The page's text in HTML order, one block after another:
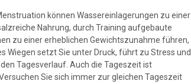
können Wassereinlagerungen zu einer
Nahrung, durch Training aufgebaute
zu einer erheblichen Gewichtszunahme führen,
Wiegen setzt Sie unter Druck, führt zu Stress und
Tagesverlauf. Auch die Tageszeit ist
Sie sich immer zur gleichen Tageszeit